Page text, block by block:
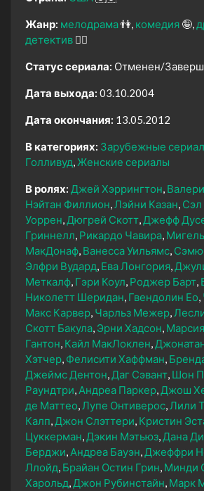
Жанр: мелодрама👫 комедия 🤪
детектив 🕵️‍♂️
Статус сериала: Отменен/
Дата выхода: 03.10.2004
Дата окончания: 13.05.2012
В категориях: Зарубежные
Голливуд Женские сериалы
В ролях: Джей Хэррингтон
Нэйтан Филлион Лэйни Казан Сэл
Уоррен Дюгрей Скотт Джефф
Гриннелл Рикардо Чавира
МакДонаф Ванесса Уильямс
Элфри Вудард Ева Лонгория
Меткалф Гэри Коул Роджер Барт
Николетт Шеридан Гвендолин Ео
Макс Карвер Чарльз Межер
Скотт Бакула Эрни Хадсон
Гантон Кайл МакЛоклен
Хэтчер Фелисити Хаффман
Джеймс Дентон Даг Сэвант Шон
Раундтри Андреа Паркер Джош
де Маттео Лупе Онтиверос Лили
Калп Джон Слэттери Кристин
Цуккерман Дэкин Мэтьюз Дана
Берджи Андреа Бауэн Джеффри
Ллойд Брайан Остин Грин Минди
Харольд Джон Рубинстайн Марк